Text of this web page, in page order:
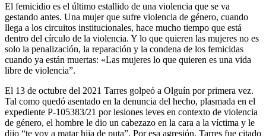
El femicidio es el último estallido de una violencia que se va
gestando antes. Una mujer que sufre violencia de género, cuando
llega a los circuitos institucionales, hace mucho tiempo que está
dentro del círculo de la violencia. Y lo que quieren las mujeres no es
solo la penalización, la reparación y la condena de los femicidas
cuando ya están muertas: «Las mujeres lo que quieren es una vida
libre de violencia”.
El 13 de octubre del 2021 Tarres golpeó a Olguín por primera vez.
Tal como quedó asentado en la denuncia del hecho, plasmada en el
expediente P-105383/21 por lesiones leves en contexto de violencia
de género, el hombre le dio un cabezazo en la cara a la víctima y le
dijo “te voy a matar hija de puta”. Por esa agresión, Tarres fue citado